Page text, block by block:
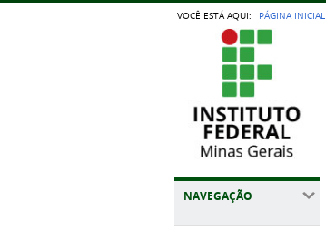
VOCÊ ESTÁ AQUI: PÁGINA INICIAL
NAVEGAÇÃO